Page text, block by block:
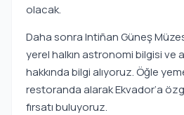
olacak.
Daha sonra Intiñan Güneş
yerel halkın astronomi bilgisi ve
hakkında bilgi alıyoruz. Öğle
restoranda alarak Ekvador’a
fırsatı buluyoruz.